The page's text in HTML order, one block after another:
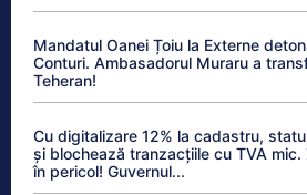
Mandatul Oanei Țoiu la Externe
Conturi. Ambasadorul Muraru a
Teheran!
Cu digitalizare 12% la cadastru,
și blochează tranzacțiile cu TVA mic.
în pericol! Guvernul...